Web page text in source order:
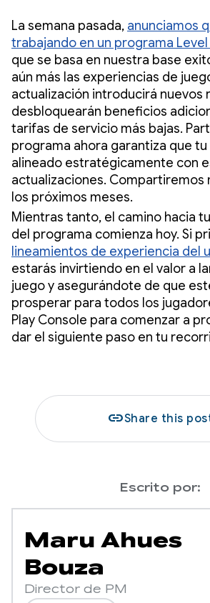
La semana pasada, anunciamos
trabajando en un programa
que se basa en nuestra base
aún más las experiencias de
actualización introducirá nuevos
desbloquearán beneficios
tarifas de servicio más bajas.
programa ahora garantiza que
alineado estratégicamente con
actualizaciones. Compartiremos
los próximos meses.
Mientras tanto, el camino hacia
del programa comienza hoy. Si
lineamientos de experiencia del
estarás invirtiendo en el valor a
juego y asegurándote de que
prosperar para todos los
Play Console para comenzar a
dar el siguiente paso en tu
linkShare this
Escrito por:
Maru Ahues
Bouza
Director de PM